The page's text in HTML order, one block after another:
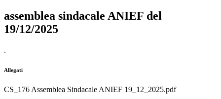
assemblea sindacale ANIEF del
19/12/2025
.
Allegati
CS_176 Assemblea Sindacale ANIEF 19_12_2025.pdf